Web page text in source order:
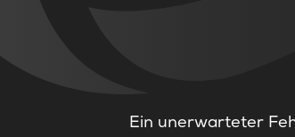
Ein unerwarteter